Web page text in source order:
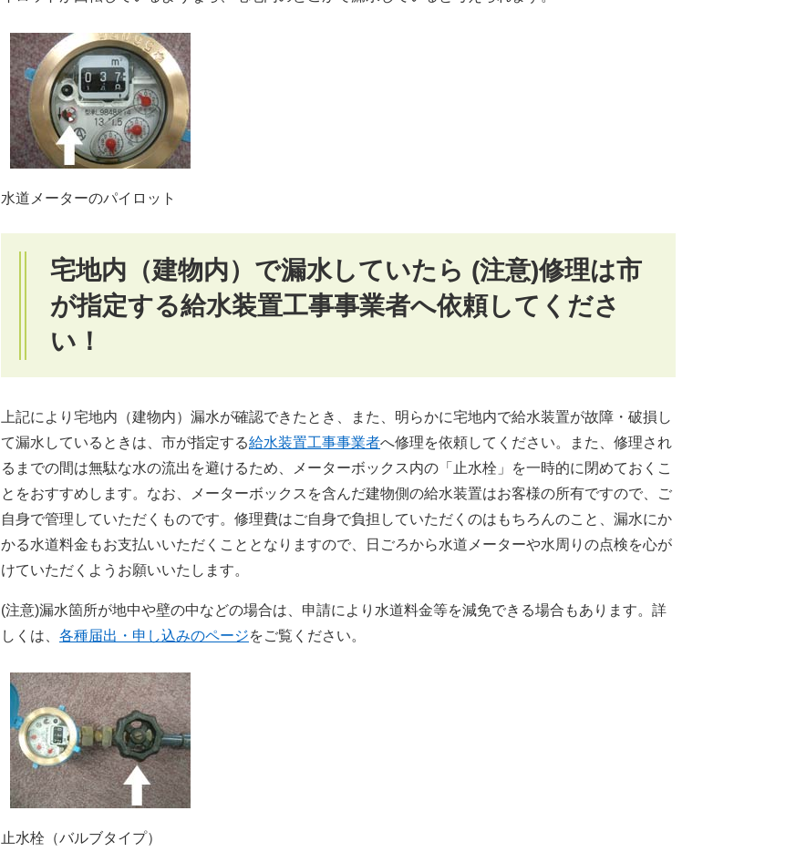
水道メーターのパイロット
宅地内（建物内）で漏水していたら (注意)修理は市
が指定する給水装置工事事業者へ依頼してくださ
い！
上記により宅地内（建物内）漏水が確認できたとき、また、明らかに宅地内で給水装置が故障・破損し
て漏水しているときは、市が指定する給水装置工事事業者へ修理を依頼してください。また、修理され
るまでの間は無駄な水の流出を避けるため、メーターボックス内の「止水栓」を一時的に閉めておくこ
とをおすすめします。なお、メーターボックスを含んだ建物側の給水装置はお客様の所有ですので、ご
自身で管理していただくものです。修理費はご自身で負担していただくのはもちろんのこと、漏水にか
かる水道料金もお支払いいただくこととなりますので、日ごろから水道メーターや水周りの点検を心が
けていただくようお願いいたします。
(注意)漏水箇所が地中や壁の中などの場合は、申請により水道料金等を減免できる場合もあります。詳
しくは、 各種届出・申し込みのページをご覧ください。
止水栓（バルブタイプ）